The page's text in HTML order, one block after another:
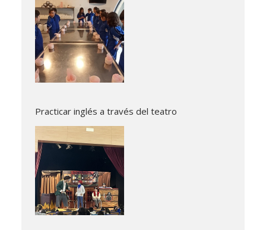
Practicar inglés a través del teatro